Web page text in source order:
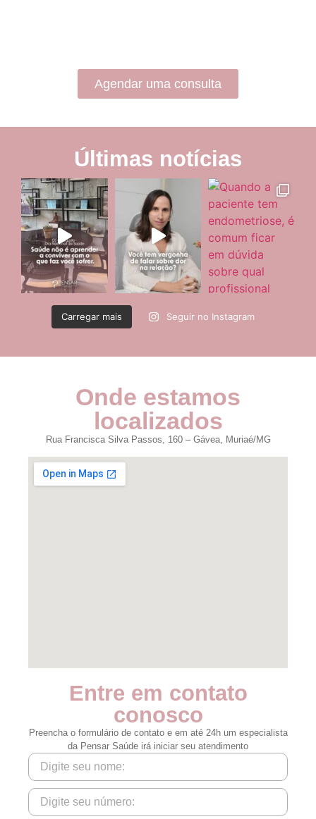
Agendar uma consulta
Últimas notícias
Carregar mais Seguir no Instagram
Onde estamos
localizados
Rua Francisca Silva Passos, 160 – Gávea, Muriaé/MG
Entre em contato
conosco
Preencha o formulário de contato e em até 24h um especialista
da Pensar Saúde irá iniciar seu atendimento